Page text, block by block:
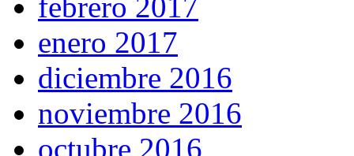
enero 2017
diciembre 2016
noviembre 2016
octubre 2016